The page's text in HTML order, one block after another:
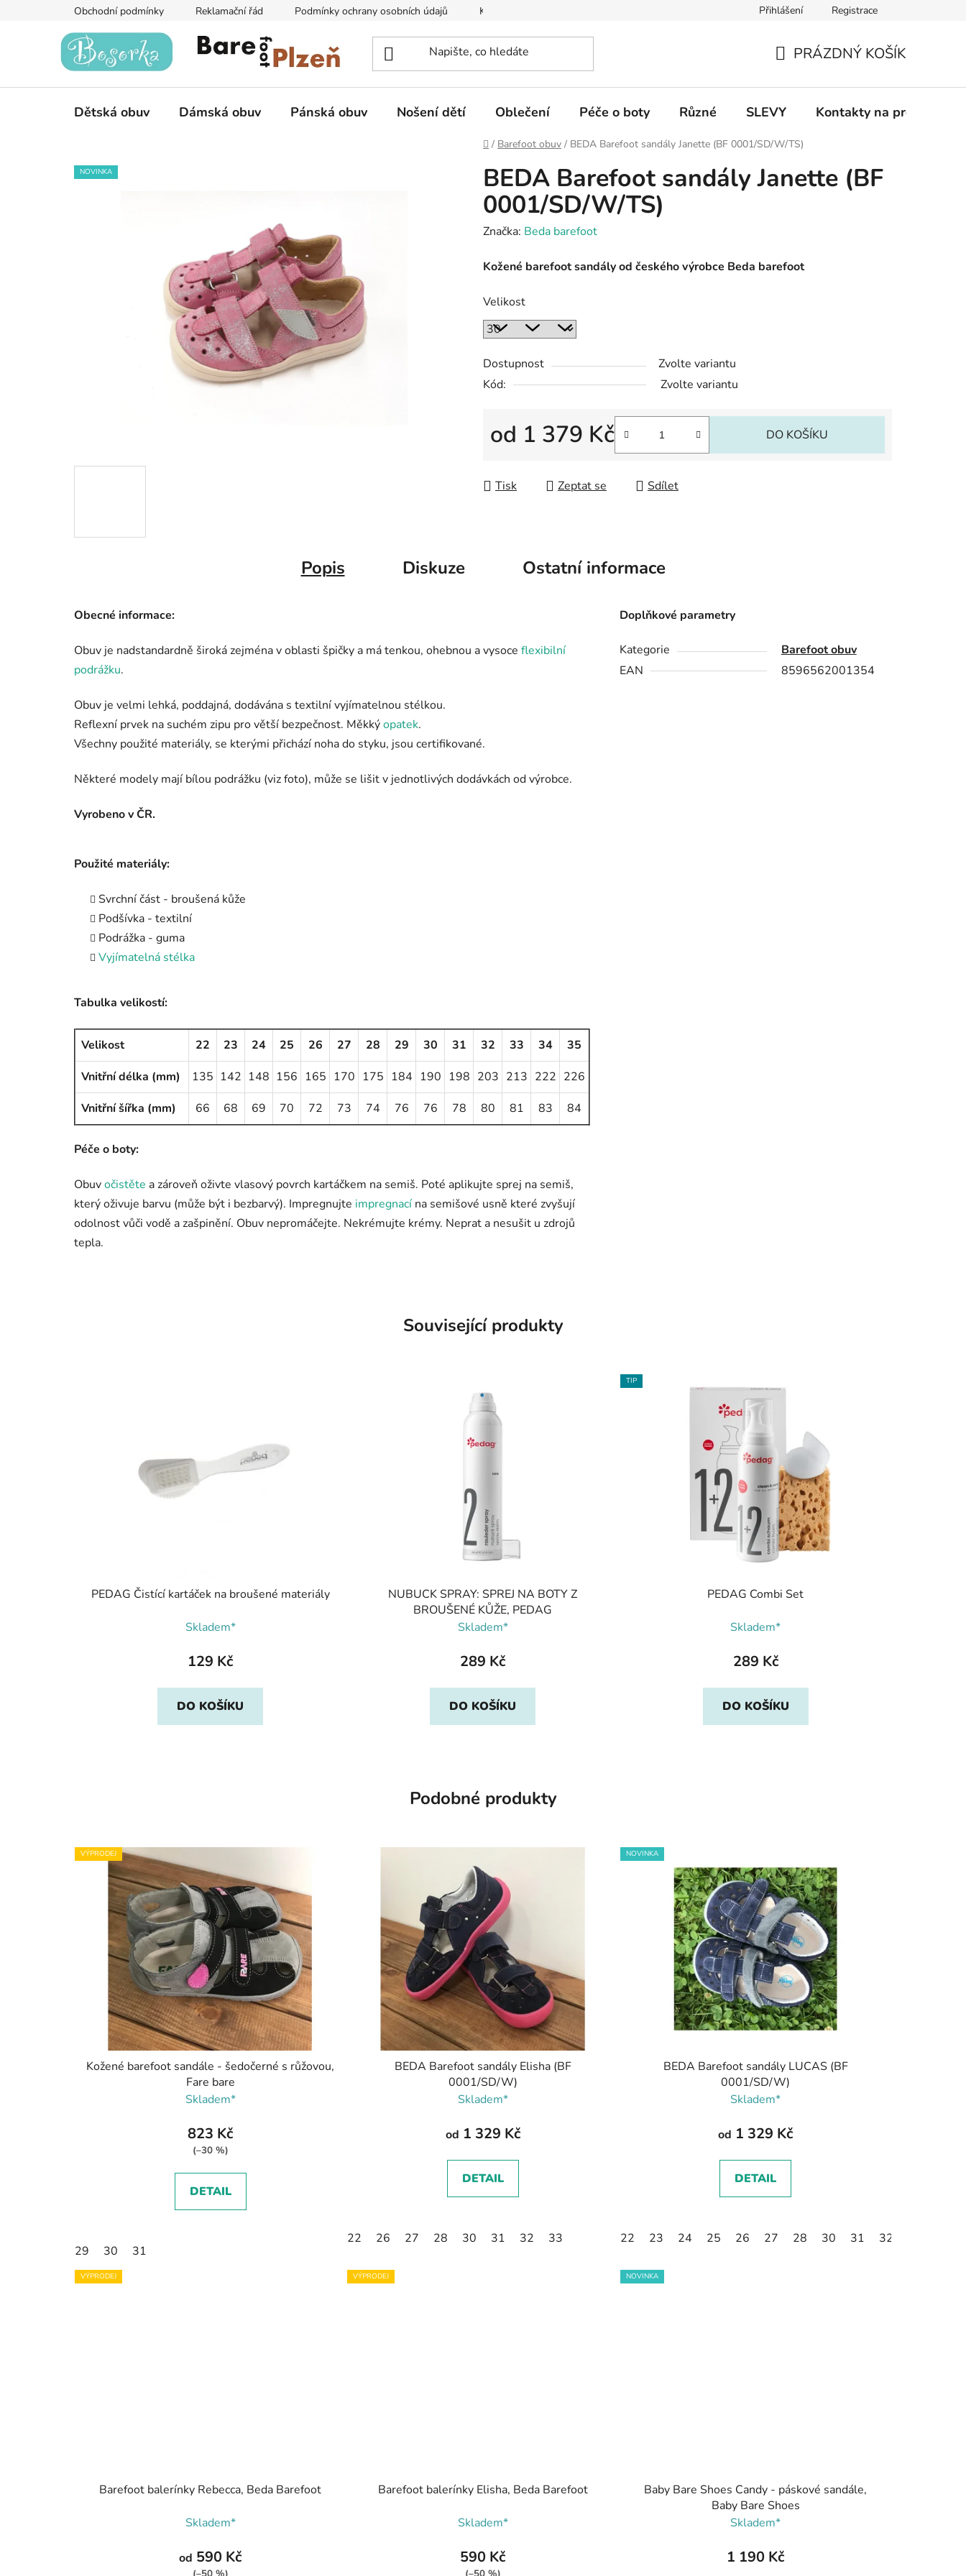
Obchodní podmínky Reklamační řád Podmínky ochrany osobních údajů Kontakty na prodejny Informace k on-line platbám Odstoupení od
Přihlášení Registrace
KOŠÍK
PRÁZDNÝ KOŠÍK
Dětská obuv Dámská obuv Pánská obuv Nošení dětí Oblečení Péče o boty Různé SLEVY Kontakty na prodejny
Domů
/ Barefoot obuv / BEDA Barefoot sandály Janette (BF 0001/SD/W/TS)
BEDA Barefoot sandály Janette (BF
0001/SD/W/TS)
Značka: Beda barefoot
Kožené barefoot sandály od českého výrobce Beda barefoot
Velikost
Dostupnost
Zvolte variantu
Kód:
Zvolte variantu
od 1 379 Kč DO KOŠÍKU
Tisk Zeptat se Sdílet
NOVINKA
Popis Diskuze Ostatní informace
Obecné informace:
Obuv je nadstandardně široká zejména v oblasti špičky a má tenkou, ohebnou a vysoce flexibilní
podrážku.
Obuv je velmi lehká, poddajná, dodávána s textilní vyjímatelnou stélkou.
Reflexní prvek na suchém zipu pro větší bezpečnost. Měkkýopatek.
Všechny použité materiály, se kterými přichází noha do styku, jsou certifikované.
Některé modely mají bílou podrážku (viz foto), může se lišit v jednotlivých dodávkách od výrobce.
Vyrobeno v ČR.
Použité materiály:
Svrchní část - broušená kůže
Podšívka - textilní
Podrážka - guma
Vyjímatelná stélka
Tabulka velikostí:
Velikost 22 23 24 25 26 27 28 29 30 31 32 33 34
35
Vnitřní délka (mm)
135 142 148 156 165 170 175 184 190 198 203 213 222 226
Vnitřní šířka (mm)
66 68 69 70 72 73 74 76 76 78 80 81 83 84
Péče o boty:
Obuvočistěte a zároveň oživte vlasový povrch kartáčkem na semiš. Poté aplikujte sprej na semiš,
který oživuje barvu (může být i bezbarvý). Impregnujte impregnací na semišové usně které zvyšují
odolnost vůči vodě a zašpinění. Obuv nepromáčejte. Nekrémujte krémy. Neprat a nesušit u zdrojů
tepla.
Doplňkové parametry
Kategorie
Barefoot obuv
EAN
8596562001354
Související produkty
PEDAG Čistící kartáček na broušené materiály
Skladem*
129 Kč
DO KOŠÍKU
NUBUCK SPRAY: SPREJ NA BOTY Z
BROUŠENÉ KŮŽE, PEDAG
Skladem*
289 Kč
DO KOŠÍKU
TIP
PEDAG Combi Set
Skladem*
289 Kč
DO KOŠÍKU
Podobné produkty
VÝPRODEJ
Kožené barefoot sandále - šedočerné s růžovou,
Fare bare
Skladem*
823 Kč
(–30 %)
DETAIL
29 30 31
BEDA Barefoot sandály Elisha (BF
0001/SD/W)
Skladem*
od 1 329 Kč
DETAIL
22 26 27 28 30 31 32 33
NOVINKA
BEDA Barefoot sandály LUCAS (BF
0001/SD/W)
Skladem*
od 1 329 Kč
DETAIL
22 23 24 25 26 27 28 30 31 32
VÝPRODEJ
Barefoot balerínky Rebecca, Beda Barefoot
Skladem*
od 590 Kč
VÝPRODEJ
Barefoot balerínky Elisha, Beda Barefoot
Skladem*
590 Kč
NOVINKA
Baby Bare Shoes Candy - páskové sandále,
Baby Bare Shoes
Skladem*
1 190 Kč